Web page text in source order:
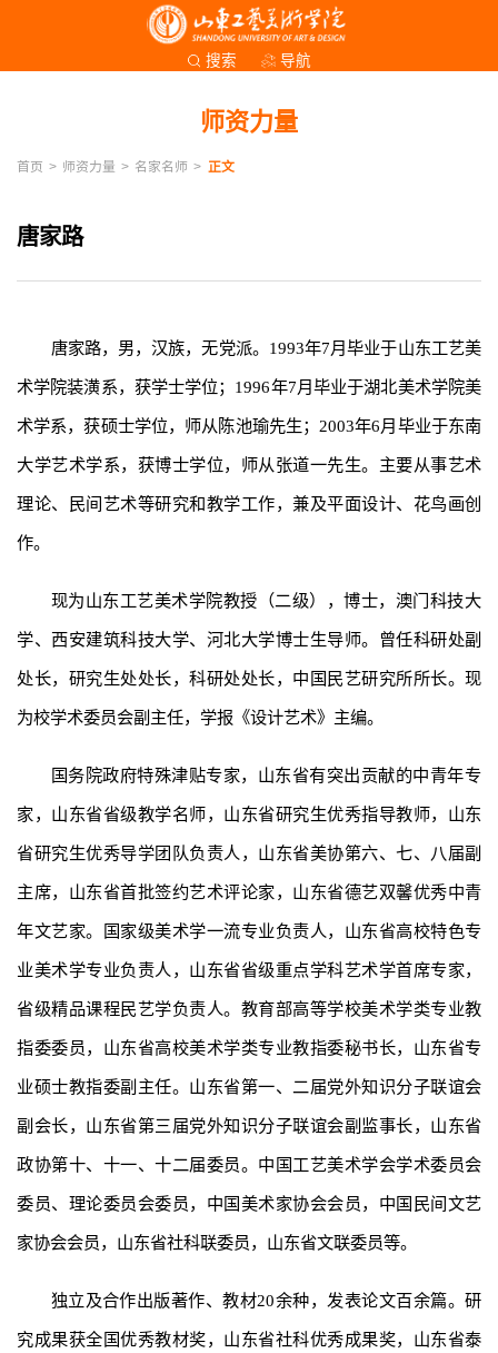
搜索 导航
师资力量
首页 > 师资力量 > 名家名师 > 正文
唐家路
唐家路，男，汉族，无党派。1993年7月毕业于山东工艺美
术学院装潢系，获学士学位；1996年7月毕业于湖北美术学院美
术学系，获硕士学位，师从陈池瑜先生；2003年6月毕业于东南
大学艺术学系，获博士学位，师从张道一先生。主要从事艺术
理论、民间艺术等研究和教学工作，兼及平面设计、花鸟画创
作。
现为山东工艺美术学院教授（二级），博士，澳门科技大
学、西安建筑科技大学、河北大学博士生导师。曾任科研处副
处长，研究生处处长，科研处处长， 中国民艺研究所所长。现
为校学术委员会副主任，学报《设计艺术》主编。
国务院政府特殊津贴专家，山东省有突出贡献的中青年专
家，山东省省级教学名师，山东省研究生优秀指导教师，山东
省研究生优秀导学团队负责人，山东省美协第六、七、八届副
主席，山东省首批签约艺术评论家，山东省德艺双馨优秀中青
年文艺家。国家级美术学一流专业负责人，山东省高校特色专
业美术学专业负责人，山东省省级重点学科艺术学首席专家，
省级精品课程民艺学负责人。教育部高等学校美术学类专业教
指委委员，山东省高校美术学类专业教指委秘书长，山东省专
业硕士教指委副主任。山东省第一、二届党外知识分子联谊会
副会长，山东省第三届党外知识分子联谊会副监事长，山东省
政协第十、十一、十二届委员。中国工艺美术学会学术委员会
委员、理论委员会委员，中国美术家协会会员，中国民间文艺
家协会会员，山东省社科联委员，山东省文联委员等。
独立及合作出版著作、教材20余种，发表论文百余篇。研
究成果获全国优秀教材奖，山东省社科优秀成果奖，山东省泰